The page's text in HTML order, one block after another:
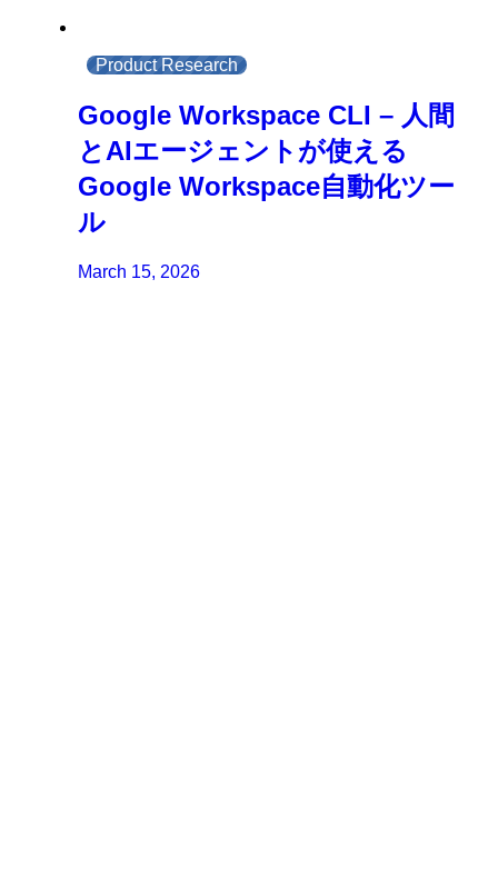
Product Research
Google Workspace CLI – 人間
とAIエージェントが使える
Google Workspace自動化ツー
ル
March 15, 2026